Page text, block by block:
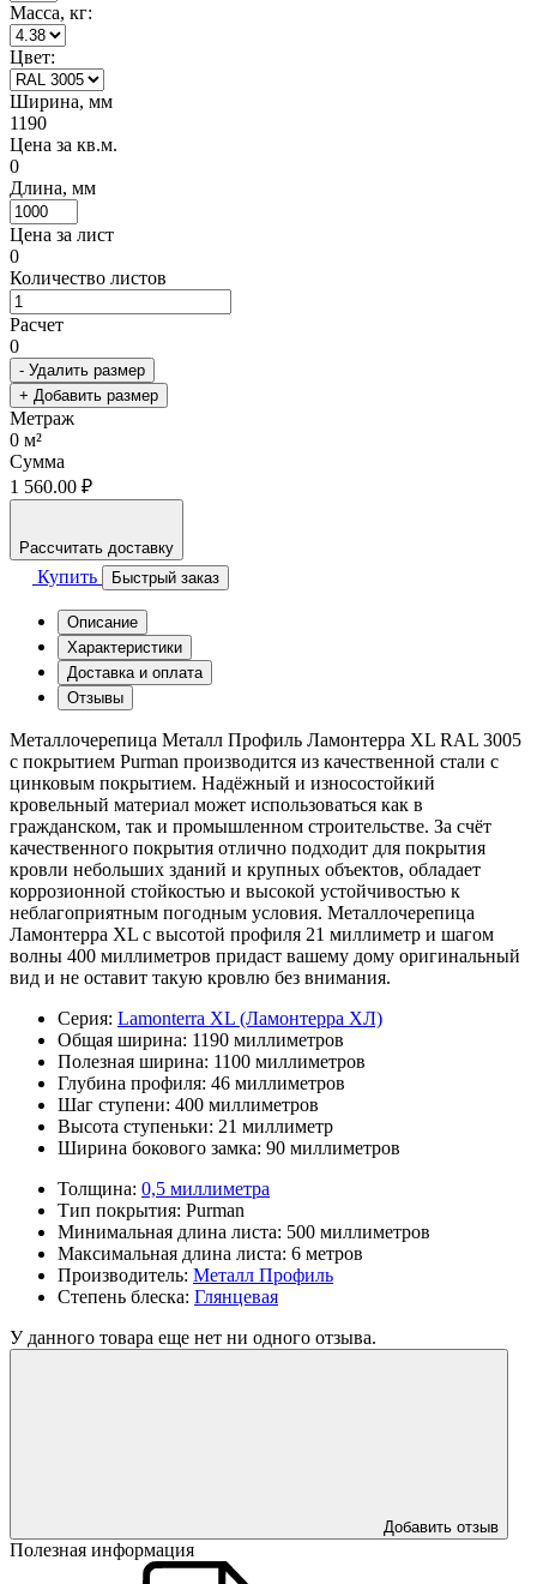
Масса, кг:
Цвет:
Ширина, мм
1190
Цена за кв.м.
0
Длина, мм
Цена за лист
0
Количество листов
Расчет
0
- Удалить размер
+ Добавить размер
Метраж
0 м²
Сумма
1 560.00 ₽
Рассчитать доставку
Купить Быстрый заказ
Описание
Характеристики
Доставка и оплата
Отзывы
Металлочерепица Металл Профиль Ламонтерра XL RAL 3005
с покрытием Purman производится из качественной стали с
цинковым покрытием. Надёжный и износостойкий
кровельный материал может использоваться как в
гражданском, так и промышленном строительстве. За счёт
качественного покрытия отлично подходит для покрытия
кровли небольших зданий и крупных объектов, обладает
коррозионной стойкостью и высокой устойчивостью к
неблагоприятным погодным условия. Металлочерепица
Ламонтерра XL с высотой профиля 21 миллиметр и шагом
волны 400 миллиметров придаст вашему дому оригинальный
вид и не оставит такую кровлю без внимания.
Серия: Lamonterra XL (Ламонтерра ХЛ)
Общая ширина: 1190 миллиметров
Полезная ширина: 1100 миллиметров
Глубина профиля: 46 миллиметров
Шаг ступени: 400 миллиметров
Высота ступеньки: 21 миллиметр
Ширина бокового замка: 90 миллиметров
Толщина: 0,5 миллиметра
Тип покрытия: Purman
Минимальная длина листа: 500 миллиметров
Максимальная длина листа: 6 метров
Производитель: Металл Профиль
Степень блеска: Глянцевая
У данного товара еще нет ни одного отзыва.
Добавить отзыв
Полезная информация